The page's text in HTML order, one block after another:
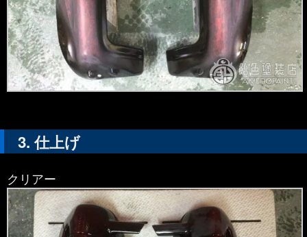
仕上げ
クリアー